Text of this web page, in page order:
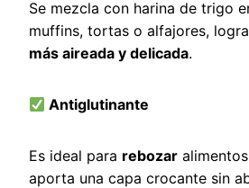
Se mezcla con harina de trigo
muffins, tortas o alfajores,
más aireada y delicada.
Antiglutinante
Es ideal para rebozar
aporta una capa crocante sin